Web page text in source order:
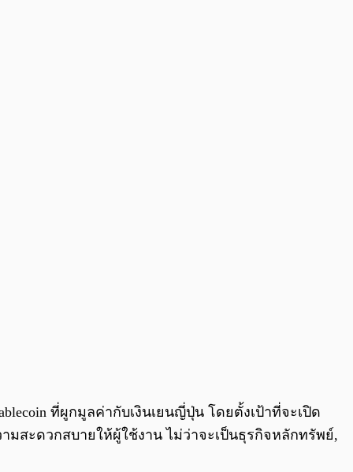
ที่ผูกมูลค่ากับเงินเยนญี่ปุ่น โดยตั้งเป้าที่จะเปิด
มสะดวกสบายให้ผู้ใช้งาน ไม่ว่าจะเป็นธุรกิจหลักทรัพย์,